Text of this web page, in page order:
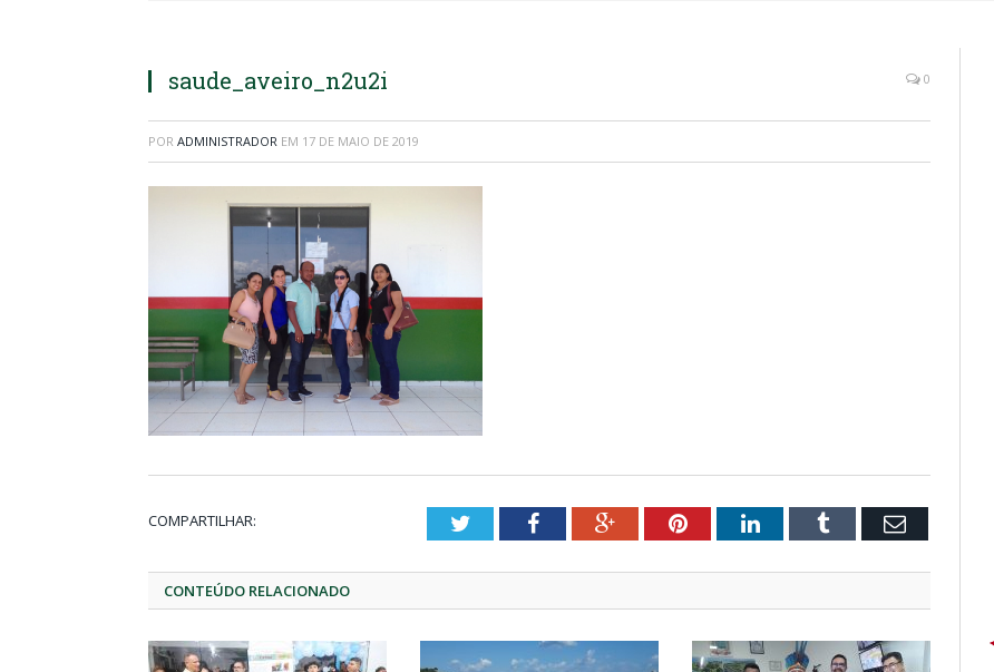
saude_aveiro_n2u2i 0
POR ADMINISTRADOR EM 17 DE MAIO DE 2019
COMPARTILHAR: TwitterFacebookGoogle+PinterestLinkedInTumblr Email
CONTEÚDO RELACIONADO